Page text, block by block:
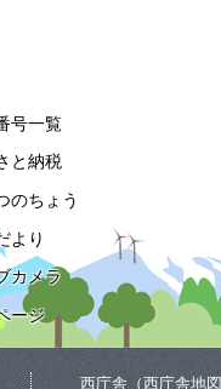
号一覧
と納税
のちょう
より
カメラ
ージ
西庁舎（西庁舎地図